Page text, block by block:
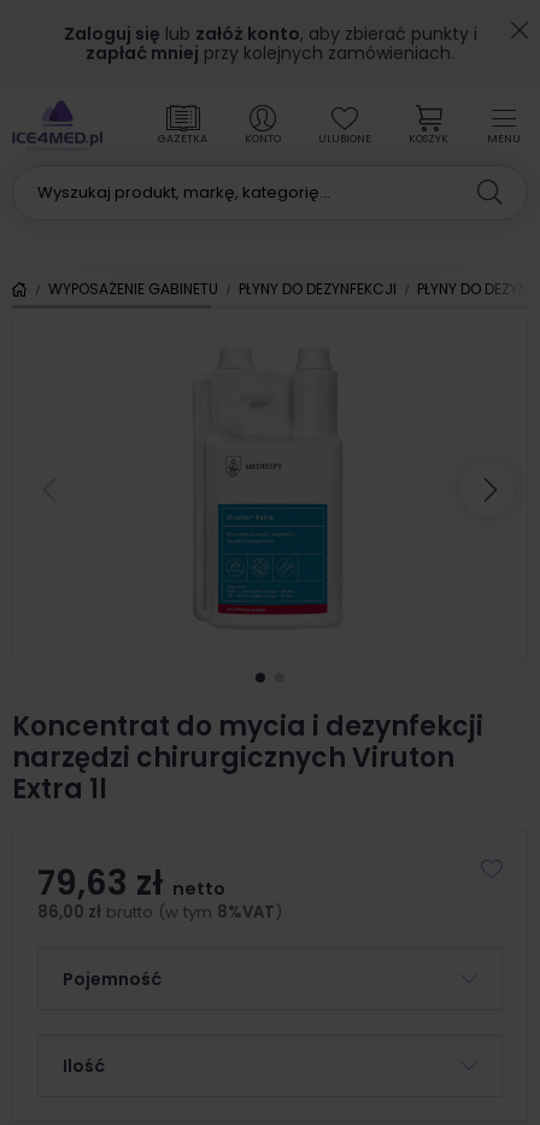
Zaloguj się lub załóż konto, aby zbierać punkty i
zapłać mniej przy kolejnych zamówieniach.
MENU
GAZETKA KONTO ULUBIONE KOSZYK
WYPOSAŻENIE GABINETU PŁYNY DO DEZYNFEKCJI PŁYNY DO
Koncentrat do mycia i dezynfekcji
narzędzi chirurgicznych Viruton
Extra 1l
79,63 zł netto
86,00 zł brutto (w tym 8%VAT)
Pojemność
Ilość